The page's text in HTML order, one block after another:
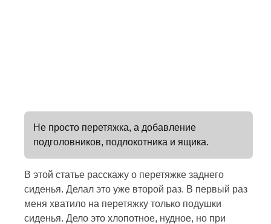
Не просто перетяжка, а добавление
подголовников, подлокотника и ящика.
В этой статье расскажу о перетяжке заднего
сиденья. Делал это уже второй раз. В первый раз
меня хватило на перетяжку только подушки
сиденья. Дело это хлопотное, нудное, но при